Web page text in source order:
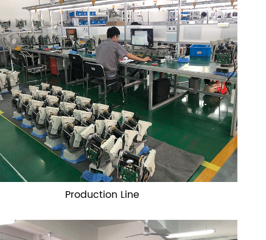
Production Line